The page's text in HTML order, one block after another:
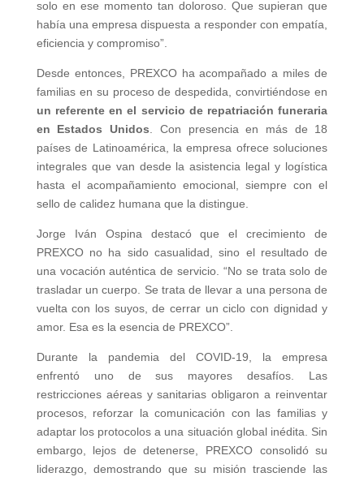
solo en ese momento tan doloroso. Que supieran que
había una empresa dispuesta a responder con empatía,
eficiencia y compromiso”.
Desde entonces, PREXCO ha acompañado a miles de
familias en su proceso de despedida, convirtiéndose en
un referente en el servicio de repatriación funeraria
en Estados Unidos . Con presencia en más de 18
países de Latinoamérica, la empresa ofrece soluciones
integrales que van desde la asistencia legal y logística
hasta el acompañamiento emocional, siempre con el
sello de calidez humana que la distingue.
Jorge Iván Ospina destacó que el crecimiento de
PREXCO no ha sido casualidad, sino el resultado de
una vocación auténtica de servicio. “No se trata solo de
trasladar un cuerpo. Se trata de llevar a una persona de
vuelta con los suyos, de cerrar un ciclo con dignidad y
amor. Esa es la esencia de PREXCO”.
Durante la pandemia del COVID-19, la empresa
enfrentó uno de sus mayores desafíos. Las
restricciones aéreas y sanitarias obligaron a reinventar
procesos, reforzar la comunicación con las familias y
adaptar los protocolos a una situación global inédita. Sin
embargo, lejos de detenerse, PREXCO consolidó su
liderazgo, demostrando que su misión trasciende las